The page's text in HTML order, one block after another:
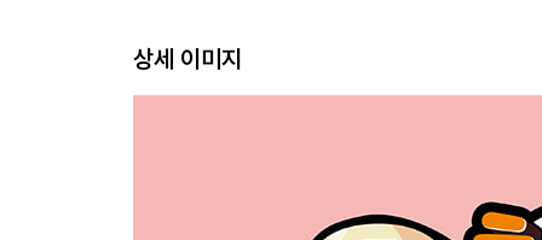
1. 숙명의 라이벌, 유방과 항우 - 112
상세 이미지